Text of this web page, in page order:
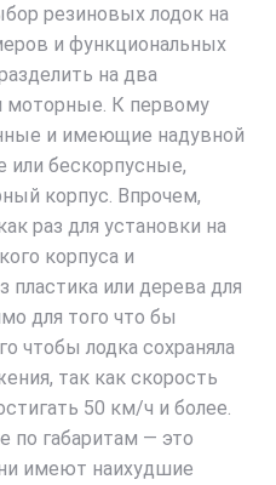
резиновых лодок на
и функциональных
на два
моторные. К первому
и имеющие надувной
или бескорпусные,
корпус. Впрочем,
раз для установки на
корпуса и
или дерева для
для того что бы
чтобы лодка сохраняла
так как скорость
50 км/ч и более.
по габаритам — это
имеют наихудшие